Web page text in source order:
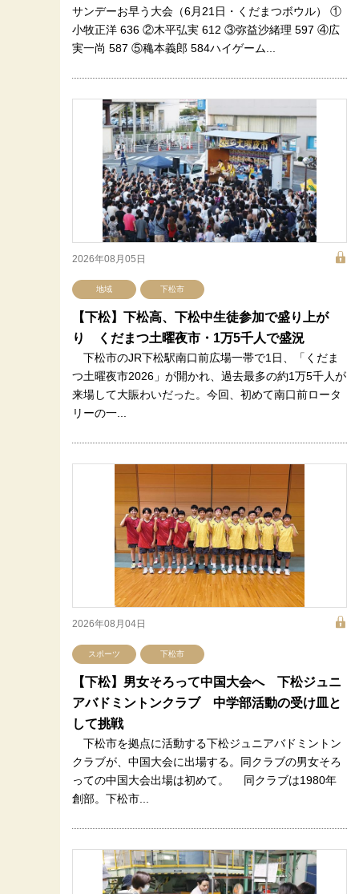
サンデーお早う大会（6月21日・くだまつボウル） ①
小牧正洋 636 ②木平弘実 612 ③弥益沙緒理 597 ④広
実一尚 587 ⑤穐本義郎 584ハイゲーム...
2026年08月05日
地域 下松市
【下松】下松高、下松中生徒参加で盛り上が
り くだまつ土曜夜市・1万5千人で盛況
下松市のJR下松駅南口前広場一帯で1日、「くだま
つ土曜夜市2026」が開かれ、過去最多の約1万5千人が
来場して大賑わいだった。今回、初めて南口前ロータ
リーの一...
2026年08月04日
スポーツ 下松市
【下松】男女そろって中国大会へ 下松ジュニ
アバドミントンクラブ 中学部活動の受け皿と
して挑戦
下松市を拠点に活動する下松ジュニアバドミントン
クラブが、中国大会に出場する。同クラブの男女そろ
っての中国大会出場は初めて。 同クラブは1980年
創部。下松市...